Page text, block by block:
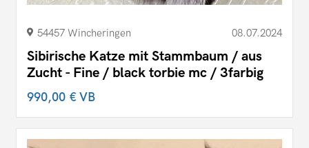
54457 Wincheringen 08.07.2024
Sibirische Katze mit Stammbaum / aus
Zucht - Fine / black torbie mc / 3farbig
990,00 €VB